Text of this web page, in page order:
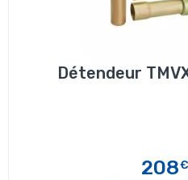
Détendeur
208